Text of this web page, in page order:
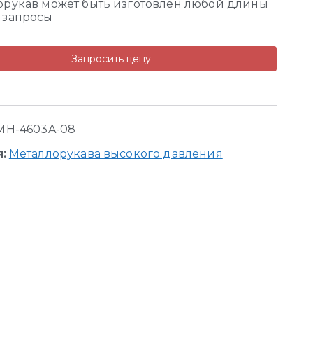
может быть изготовлен любой длины
Запросить цену
4603A-08
Металлорукава высокого давления